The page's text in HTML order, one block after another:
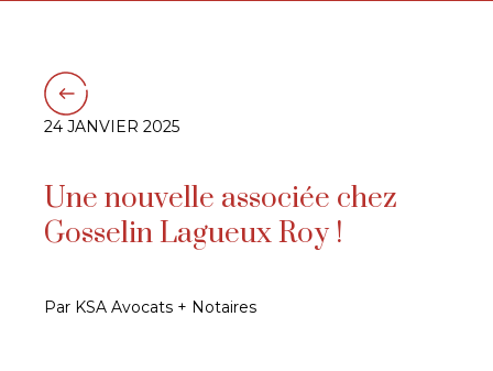
24 JANVIER 2025
Une nouvelle associée chez
Gosselin Lagueux Roy !
Par KSA Avocats + Notaires